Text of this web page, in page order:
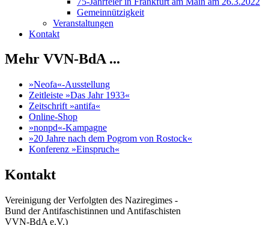
Gemeinnützigkeit
Veranstaltungen
Kontakt
Mehr VVN-BdA ...
»Neofa«-Ausstellung
Zeitleiste »Das Jahr 1933«
Zeitschrift »antifa«
Online-Shop
»nonpd«-Kampagne
»20 Jahre nach dem Pogrom von Rostock«
Konferenz »Einspruch«
Kontakt
Vereinigung der Verfolgten des Naziregimes -
Bund der Antifaschistinnen und Antifaschisten
VVN-BdA e.V.)